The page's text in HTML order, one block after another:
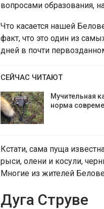
вопросами образования,
Что касается нашей
факт, что это один из
дней в почти
СЕЙЧАС ЧИТАЮТ
Мучительная
норма
Кстати, сама пуща
рыси, олени и косули,
Многие из жителей
Дуга Струве